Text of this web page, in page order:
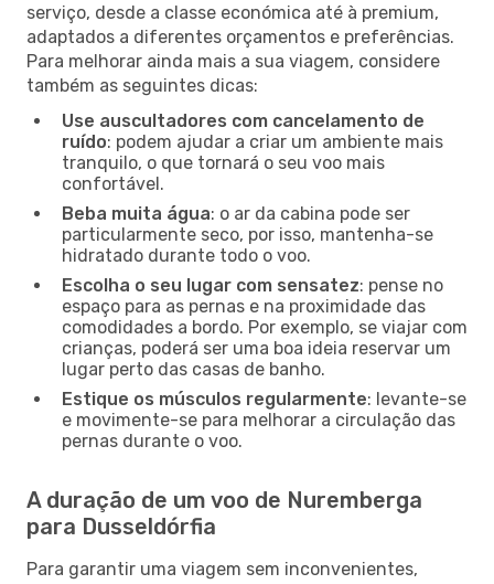
serviço, desde a classe económica até à premium,
adaptados a diferentes orçamentos e preferências.
Para melhorar ainda mais a sua viagem, considere
também as seguintes dicas:
Use auscultadores com cancelamento de
ruído: podem ajudar a criar um ambiente mais
tranquilo, o que tornará o seu voo mais
confortável.
Beba muita água: o ar da cabina pode ser
particularmente seco, por isso, mantenha-se
hidratado durante todo o voo.
Escolha o seu lugar com sensatez: pense no
espaço para as pernas e na proximidade das
comodidades a bordo. Por exemplo, se viajar com
crianças, poderá ser uma boa ideia reservar um
lugar perto das casas de banho.
Estique os músculos regularmente: levante-se
e movimente-se para melhorar a circulação das
pernas durante o voo.
A duração de um voo de Nuremberga
para Dusseldórfia
Para garantir uma viagem sem inconvenientes,